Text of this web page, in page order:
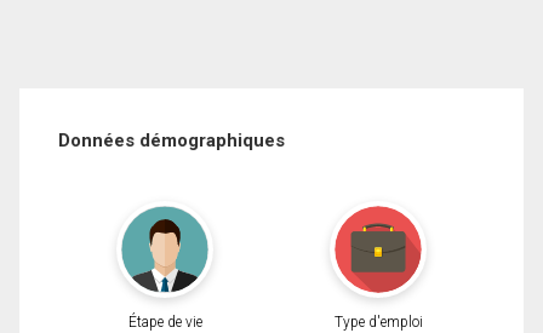
Données démographiques
Étape de vie Type d'emploi